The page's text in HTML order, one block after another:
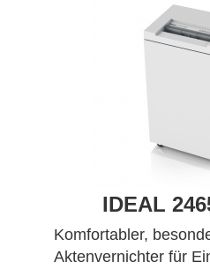
IDEAL
Komfortabler,
Aktenvernichter für